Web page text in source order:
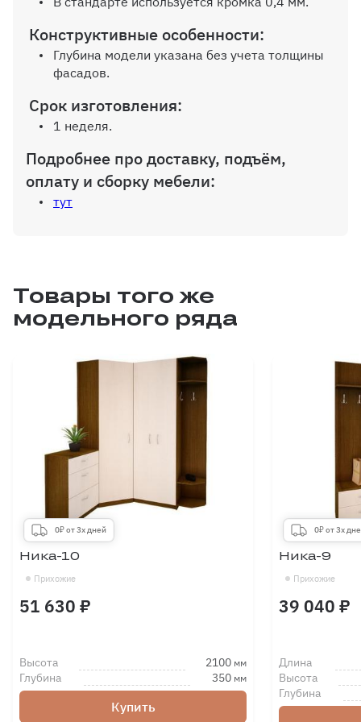
Конструктивные особенности:
Глубина модели указана без учета толщины
фасадов.
Срок изготовления:
1 неделя.
Подробнее про доставку, подъём,
оплату и сборку мебели:
тут
Товары того же
модельного ряда
0₽ от 3х дней
Прихожие
Ника-10
51 630 ₽
Высота 2100 мм
Глубина 350 мм
Купить
0₽ от 3х
Прихожие
Ника-9
39 040 ₽
Длина
Высота
Глубина